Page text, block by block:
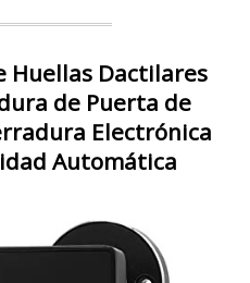
Huellas Dactilares
de Puerta de
Electrónica
Automática